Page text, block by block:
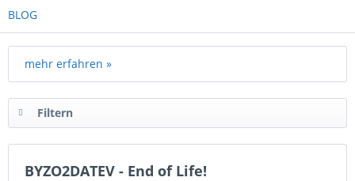
BLOG
mehr erfahren »
Filtern
BYZO2DATEV - End of Life!